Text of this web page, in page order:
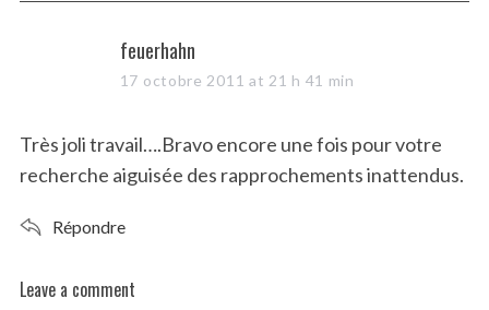
s
a
s
:
feuerhahn
17 octobre 2011 at 21 h 41 min
Très joli travail….Bravo encore une fois pour votre
recherche aiguisée des rapprochements inattendus.
Répondre
L
Leave a comment